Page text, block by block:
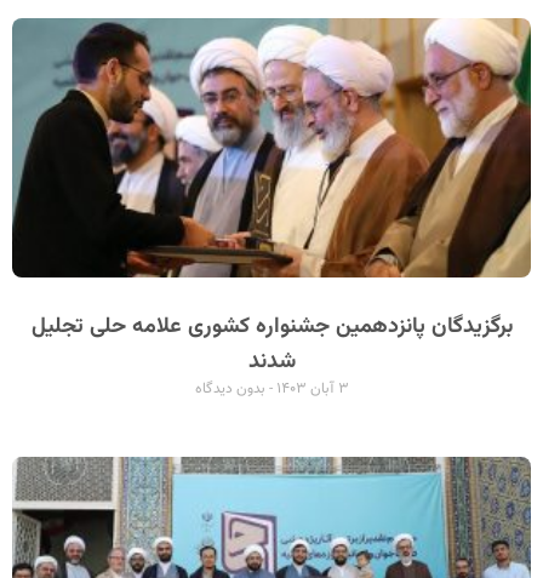
برگزیدگان پانزدهمین جشنواره کشوری علامه حلی تجلیل
شدند
۳ آبان ۱۴۰۳ بدون دیدگاه